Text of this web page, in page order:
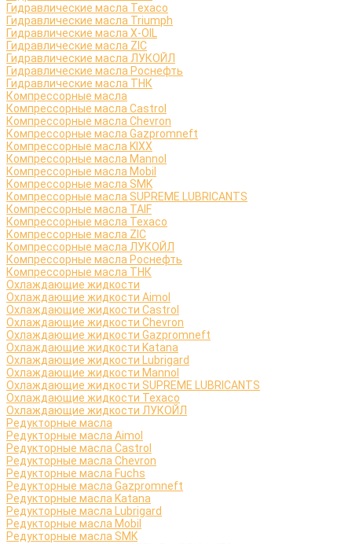
Гидравлические масла Texaco
Гидравлические масла Triumph
Гидравлические масла X-OIL
Гидравлические масла ZIC
Гидравлические масла ЛУКОЙЛ
Гидравлические масла Роснефть
Гидравлические масла ТНК
Компрессорные масла
Компрессорные масла Castrol
Компрессорные масла Chevron
Компрессорные масла Gazpromneft
Компрессорные масла KIXX
Компрессорные масла Mannol
Компрессорные масла Mobil
Компрессорные масла SMK
Компрессорные масла SUPREME LUBRICANTS
Компрессорные масла TAIF
Компрессорные масла Texaco
Компрессорные масла ZIC
Компрессорные масла ЛУКОЙЛ
Компрессорные масла Роснефть
Компрессорные масла ТНК
Охлаждающие жидкости
Охлаждающие жидкости Aimol
Охлаждающие жидкости Castrol
Охлаждающие жидкости Chevron
Охлаждающие жидкости Gazpromneft
Охлаждающие жидкости Katana
Охлаждающие жидкости Lubrigard
Охлаждающие жидкости Mannol
Охлаждающие жидкости SUPREME LUBRICANTS
Охлаждающие жидкости Texaco
Охлаждающие жидкости ЛУКОЙЛ
Редукторные масла
Редукторные масла Aimol
Редукторные масла Castrol
Редукторные масла Chevron
Редукторные масла Fuchs
Редукторные масла Gazpromneft
Редукторные масла Katana
Редукторные масла Lubrigard
Редукторные масла Mobil
Редукторные масла SMK